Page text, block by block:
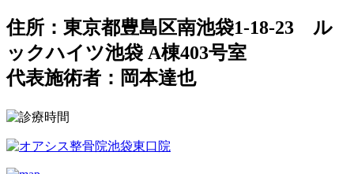
住所：東京都豊島区南池袋1-18-23 ル
ックハイツ池袋 A棟403号室
代表施術者：岡本達也